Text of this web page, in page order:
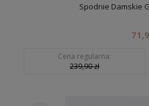
Spodnie Damskie
Cena regularna:
239,90 zł